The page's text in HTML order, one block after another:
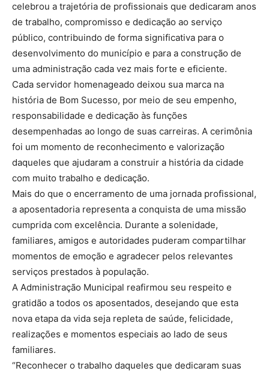
celebrou a trajetória de profissionais que dedicaram anos
de trabalho, compromisso e dedicação ao serviço
público, contribuindo de forma significativa para o
desenvolvimento do município e para a construção de
uma administração cada vez mais forte e eficiente.
Cada servidor homenageado deixou sua marca na
história de Bom Sucesso, por meio de seu empenho,
responsabilidade e dedicação às funções
desempenhadas ao longo de suas carreiras. A cerimônia
foi um momento de reconhecimento e valorização
daqueles que ajudaram a construir a história da cidade
com muito trabalho e dedicação.
Mais do que o encerramento de uma jornada profissional,
a aposentadoria representa a conquista de uma missão
cumprida com excelência. Durante a solenidade,
familiares, amigos e autoridades puderam compartilhar
momentos de emoção e agradecer pelos relevantes
serviços prestados à população.
A Administração Municipal reafirmou seu respeito e
gratidão a todos os aposentados, desejando que esta
nova etapa da vida seja repleta de saúde, felicidade,
realizações e momentos especiais ao lado de seus
familiares.
“Reconhecer o trabalho daqueles que dedicaram suas